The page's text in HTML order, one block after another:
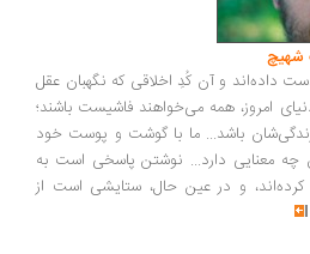
و آن کُدِ اخلاقی که نگهبان عقل
همه می‌خواهند فاشیست باشند؛
باشد... ما با گوشت و پوست خود
دارد... نوشتن پاسخی است به
و در عین حال، ستایشی است از